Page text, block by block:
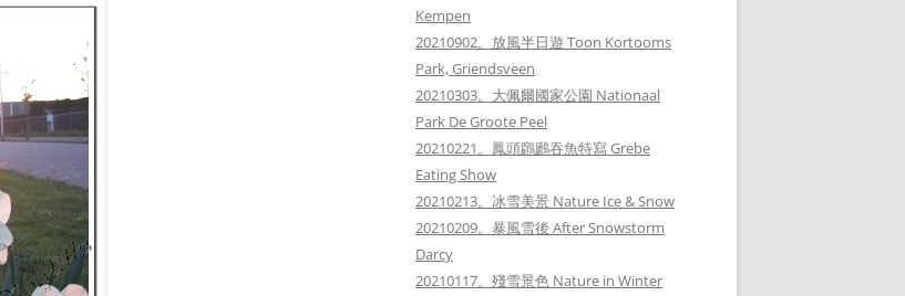
Kempen
20210902。放風半日遊 Toon Kortooms
Park, Griendsveen
20210303。大佩爾國家公園 Nationaal
Park De Groote Peel
20210221。鳳頭鸊鷉吞魚特寫 Grebe
Eating Show
20210213。冰雪美景 Nature Ice & Snow
20210209。暴風雪後 After Snowstorm
Darcy
20210117。殘雪景色 Nature in Winter